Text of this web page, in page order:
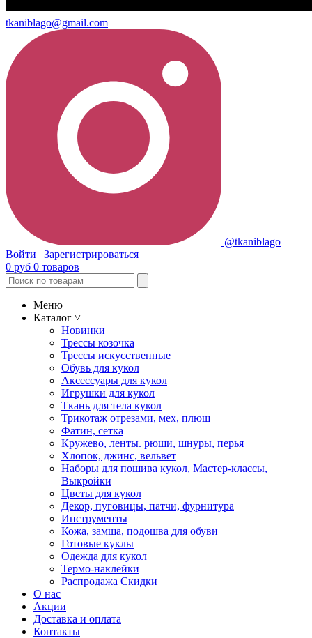
tkaniblago@gmail.com
@tkaniblago
Войти | Зарегистрироваться
0 руб 0 товаров
Меню
Каталог ˅
Новинки
Трессы козочка
Трессы искусственные
Обувь для кукол
Аксессуары для кукол
Игрушки для кукол
Ткань для тела кукол
Трикотаж отрезами, мех, плюш
Фатин, сетка
Кружево, ленты. рюши, шнуры, перья
Хлопок, джинс, вельвет
Наборы для пошива кукол, Мастер-классы,
Выкройки
Цветы для кукол
Декор, пуговицы, патчи, фурнитура
Инструменты
Кожа, замша, подошва для обуви
Готовые куклы
Одежда для кукол
Термо-наклейки
Распродажа Скидки
О нас
Акции
Доставка и оплата
Контакты